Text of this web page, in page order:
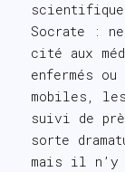
Socrate :
cité aux
enfermés
mobiles,
suivi de
sorte
mais il n’y